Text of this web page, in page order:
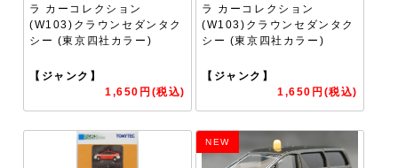
ラ カーコレクション
(W103)クラウンセダンタク
シー (東京四社カラー)
【ジャンク】
1,650円(税込)
ラ カーコレクション
(W103)クラウンセダンタク
シー (東京四社カラー)
【ジャンク】
1,650円(税込)
NEW